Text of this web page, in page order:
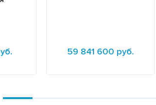
59 841 600 руб.